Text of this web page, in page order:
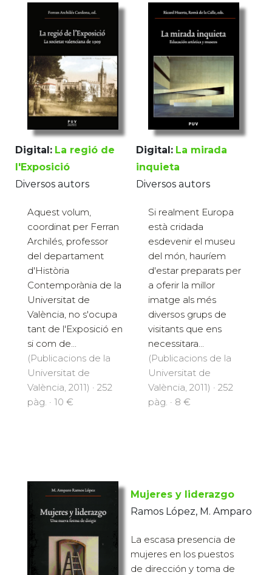
Digital: La regió de
l'Exposició
Diversos autors
Aquest volum,
coordinat per Ferran
Archilés, professor
del departament
d'Història
Contemporània de la
Universitat de
València, no s'ocupa
tant de l'Exposició en
si com de...
(Publicacions de la
Universitat de
València, 2011) · 252
pàg. · 10 €
Digital: La mirada
inquieta
Diversos autors
Si realment Europa
està cridada
esdevenir el museu
del món, hauríem
d'estar preparats per
a oferir la millor
imatge als més
diversos grups de
visitants que ens
necessitara...
(Publicacions de la
Universitat de
València, 2011) · 252
pàg. · 8 €
Mujeres y liderazgo
Ramos López, M. Amparo
La escasa presencia de
mujeres en los puestos
de dirección y toma de